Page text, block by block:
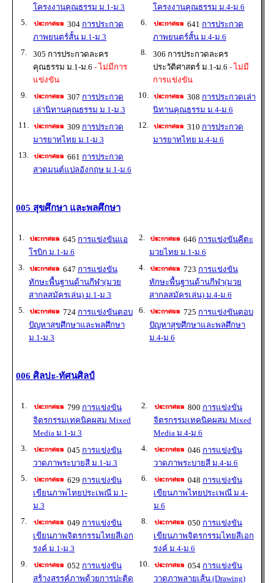
โครงงานคุณธรรม ม.1-ม.3
โครงงานคุณธรรม ม.4-ม.6
5.
304 การประกวด
ภาพยนตร์สั้น ม.1-ม.3
6. 641 การประกวด
ภาพยนตร์สั้น ม.4-ม.6
7.
305 การประกวดละคร
คุณธรรม ม.1-ม.6 - ไม่มีการ
แข่งขัน
8.
306 การประกวดละคร
ประวัติศาสตร์ ม.1-ม.6 - ไม่มี
การแข่งขัน
9.
307 การประกวด
เล่านิทานคุณธรรม ม.1-ม.3
10. 308 การประกวดเล่า
นิทานคุณธรรม ม.4-ม.6
11.
309 การประกวด
มารยาทไทย ม.1-ม.3
12. 310 การประกวด
มารยาทไทย ม.4-ม.6
13.
661 การประกวด
สวดมนต์แปลอังกฤษ ม.1-ม.6
005 สุขศึกษา และพลศึกษา
1. 645 การแข่งขันแอ
โรบิก ม.1-ม.6
2. 646 การแข่งขันคีตะ
มวยไทย ม.1-ม.6
3.
647 การแข่งขัน
ทักษะพื้นฐานด้านกีฬา(มวย
สากลสมัครเล่น) ม.1-ม.3
4. 723 การแข่งขัน
ทักษะพื้นฐานด้านกีฬา(มวย
สากลสมัครเล่น) ม.4-ม.6
5.
724 การแข่งขันตอบ
ปัญหาสุขศึกษาและพลศึกษา
ม.1-ม.3
6. 725 การแข่งขันตอบ
ปัญหาสุขศึกษาและพลศึกษา
ม.4-ม.6
006 ศิลปะ-ทัศนศิลป์
1. 799 การแข่งขัน
จิตรกรรมเทคนิคผสม Mixed
Media ม.1-ม.3
2. 800 การแข่งขัน
จิตรกรรมเทคนิคผสม Mixed
Media ม.4-ม.6
3.
045 การแข่งขัน
วาดภาพระบายสี ม.1-ม.3
4. 046 การแข่งขัน
วาดภาพระบายสี ม.4-ม.6
5.
629 การแข่งขัน
เขียนภาพไทยประเพณี ม.1-
ม.3
6. 048 การแข่งขัน
เขียนภาพไทยประเพณี ม.4-
ม.6
7.
049 การแข่งขัน
เขียนภาพจิตรกรรมไทยสีเอก
รงค์ ม.1-ม.3
8. 050 การแข่งขัน
เขียนภาพจิตรกรรมไทยสีเอก
รงค์ ม.4-ม.6
9.
052 การแข่งขัน
สร้างสรรค์ภาพด้วยการปะติด
10. 054 การแข่งขัน
วาดภาพลายเส้น (Drawing)